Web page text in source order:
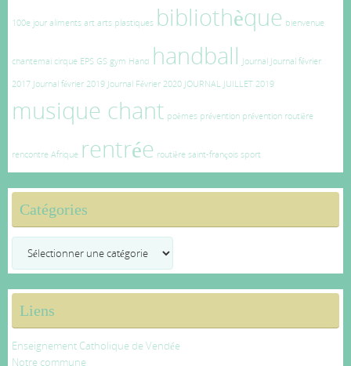
100e jour aliments art arts plastiques bibliothèque bienvenue
chantemai cirque EPS GS gym Hand handball Journal Journal février
2017 Journal février 2019 Journal Février 2020 JOURNAL JUILLET 2019
musique chant poèmes prévention prévention routière
rencontre Afrique rentrée routière saint-françois sport
Catégories
Liens
Enseignement Catholique de Vendée
Notre commune